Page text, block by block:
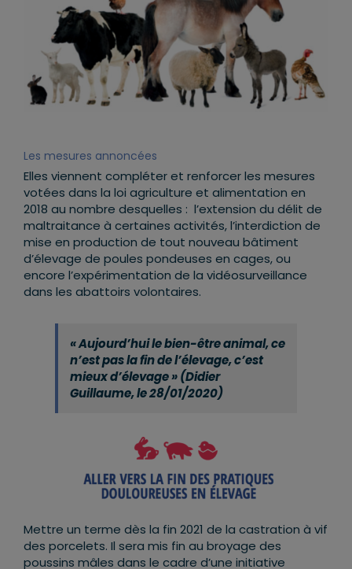
Les mesures annoncées
Elles viennent compléter et renforcer les mesures
votées dans la loi agriculture et alimentation en
2018 au nombre desquelles : l’extension du délit de
maltraitance à certaines activités, l’interdiction de
mise en production de tout nouveau bâtiment
d’élevage de poules pondeuses en cages, ou
encore l’expérimentation de la vidéosurveillance
dans les abattoirs volontaires.
« Aujourd’hui le bien-être animal, ce
n’est pas la fin de l’élevage, c’est
mieux d’élevage » (Didier
Guillaume, le 28/01/2020)
Mettre un terme dès la fin 2021 de la castration à vif
des porcelets. Il sera mis fin au broyage des
poussins mâles dans le cadre d’une initiative